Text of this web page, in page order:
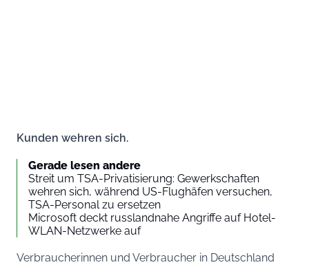
Kunden wehren sich.
Gerade lesen andere
Streit um TSA-Privatisierung: Gewerkschaften
wehren sich, während US-Flughäfen versuchen,
TSA-Personal zu ersetzen
Microsoft deckt russlandnahe Angriffe auf Hotel-
WLAN-Netzwerke auf
Verbraucherinnen und Verbraucher in Deutschland